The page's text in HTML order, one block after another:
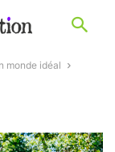
monde idéal